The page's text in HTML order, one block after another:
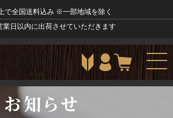
で全国送料込み ※一部地域を除く
業日以内に出荷させていただきます